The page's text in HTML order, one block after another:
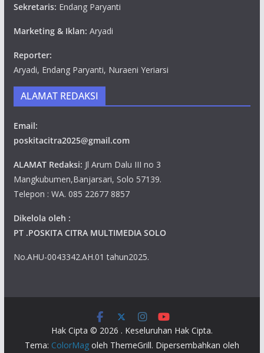
Sekretaris: Endang Paryanti
Marketing & Iklan: Aryadi
Reporter:
Aryadi, Endang Paryanti, Nuraeni Yeriarsi
ALAMAT REDAKSI
Email:
poskitacitra2025@gmail.com
ALAMAT Redaksi: Jl Arum Dalu III no 3
Mangkubumen,Banjarsari, Solo 57139.
Telepon : WA. 085 22677 8857
Dikelola oleh :
PT .POSKITA CITRA MULTIMEDIA SOLO
No.AHU-0043342.AH.01 tahun2025.
Hak Cipta © 2026 . Keseluruhan Hak Cipta.
Tema: ColorMagoleh ThemeGrill. Dipersembahkan oleh